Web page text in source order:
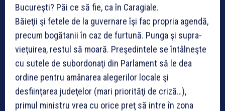
Bucureşti? Păi ce să fie, ca în Caragiale.
Băieţii şi fetele de la guvernare îşi fac propria agendă,
precum bogătanii în caz de furtună. Punga şi su­pra­
vie­ţu­i­rea, restul să moară. Preşedintele se întâlneşte
cu sutele de subordonaţi din Parlament să le dea
ordine pentru amânarea alegerilor locale şi
desfiinţarea judeţelor (mari priorităţi de criză…),
primul ministru vrea cu orice preţ să intre în zona